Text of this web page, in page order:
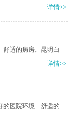
详情>>
舒适的病房。昆明白
详情>>
的医院环境、舒适的